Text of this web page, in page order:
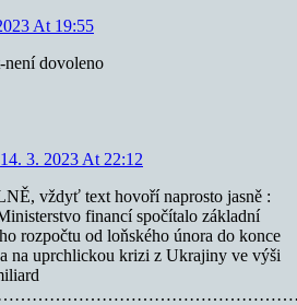
At 19:55
není dovoleno
14. 3. 2023 At 22:12
vždyť text hovoří naprosto jasně :
financí spočítalo základní
rozpočtu od loňského února do konce
na uprchlickou krizi z Ukrajiny ve výši